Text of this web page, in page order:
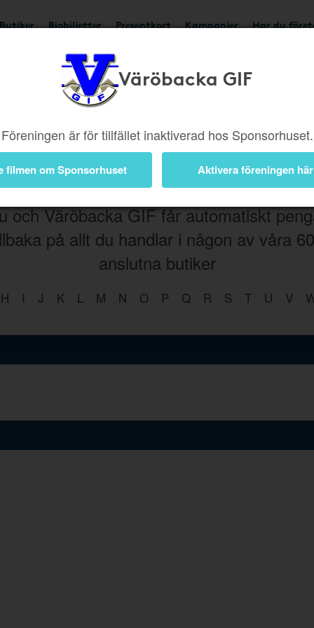
Butiker Biobiljetter Presentkort Kampanjer Har du
Väröbacka GIF
Föreningen är för tillfället inaktiverad hos Sponsorhuset.
filmen om Sponsorhuset Aktivera föreningen här
Elektronik
och Väröbacka GIF får automatiskt
på allt du handlar i någon av våra
anslutna butiker
H I J K L M N O P Q R S T U V